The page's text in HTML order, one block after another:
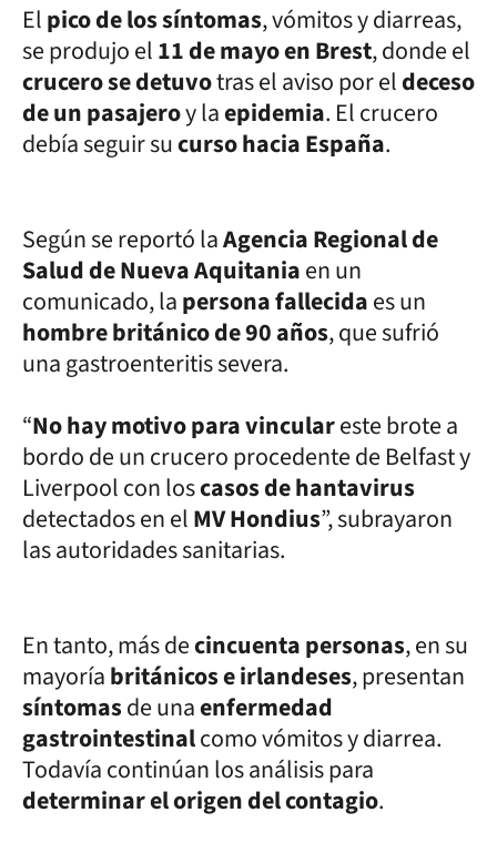
Elpico de los síntomas, vómitos y diarreas,
se produjo el11 de mayo en Brest, donde el
crucero se detuvotras el aviso por eldeceso
de un pasajeroy laepidemia. El crucero
debía seguir sucurso hacia España.
Según se reportó laAgencia Regional de
Salud de Nueva Aquitaniaen un
comunicado, lapersona fallecidaes un
hombre británico de 90 años, que sufrió
una gastroenteritis severa.
“No hay motivo para vinculareste brote a
bordo de un crucero procedente de Belfast y
Liverpool con loscasos de hantavirus
detectados en elMV Hondius”, subrayaron
las autoridades sanitarias.
En tanto, más decincuenta personas, en su
mayoríabritánicos e irlandeses, presentan
síntomasde unaenfermedad
gastrointestinalcomo vómitos y diarrea.
Todavía continúan los análisis para
determinar el origen del contagio.